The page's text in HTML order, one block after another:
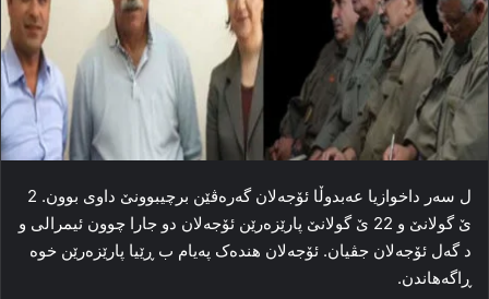
ل سه‌ر داخوازیا عەبدوڵا ئۆجەلان گه‌ره‌ڤێن برچیبوونێ داوی بوون. 2
ێ گولانێ و 22 ێ گولانێ پارێزه‌رێن ئۆجەلان دو جارا چوون ئیمرالی و
د گه‌ل ئۆجەلان جڤیان. ئۆجەلان هنده‌ک په‌یام ب ڕێیا پارێزه‌رێن خوه‌
ڕاگەهاندن.